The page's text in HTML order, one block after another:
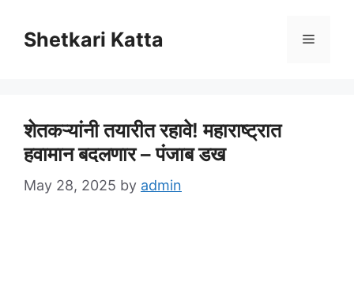
content
Shetkari Katta Menu
शेतकऱ्यांनी तयारीत रहावे! महाराष्ट्रात
हवामान बदलणार – पंजाब डख
May 28, 2025 by admin